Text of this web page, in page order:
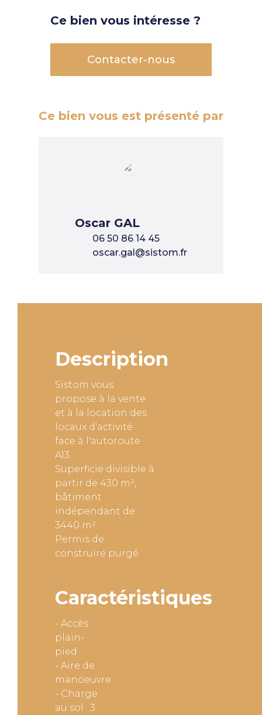
Ce bien vous intéresse ?
Contacter-nous
Ce bien vous est présenté par
Oscar GAL
06 50 86 14 45
oscar.gal@sistom.fr
Description
Sistom vous
propose à la vente
et à la location des
locaux d'activité
face à l'autoroute
A13.
Superficie divisible à
partir de 430 m²,
bâtiment
indépendant de
3440 m².
Permis de
construire purgé
Caractéristiques
- Accès
plain-
pied
- Aire de
manoeuvre
- Charge
au sol : 3